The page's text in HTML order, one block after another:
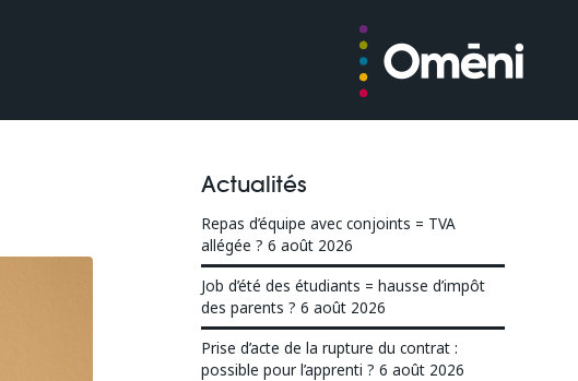
Actualités
Repas d’équipe avec conjoints = TVA
allégée ? 6 août 2026
Job d’été des étudiants = hausse d’impôt
des parents ? 6 août 2026
Prise d’acte de la rupture du contrat :
possible pour l’apprenti ? 6 août 2026